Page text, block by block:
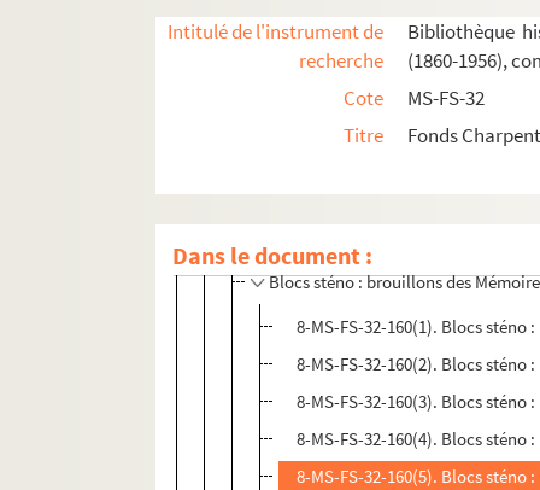
Intitulé de l'instrument de
recherche
Bibliothèque
(1860-1956),
Cote
MS-FS-32
Titre
Fonds
Dans le document :
Retour à Paris
Suite des Mémoires
Brouillons de Mémoires (dossiers
Blocs sténo : brouillons des
Blocs sténo : brouillons des
Blocs sténo : brouillons des
8-MS-FS-32-160(1). Blocs
8-MS-FS-32-160(2). Blocs
8-MS-FS-32-160(3). Blocs
8-MS-FS-32-160(4). Blocs
8-MS-FS-32-160(5). Blocs